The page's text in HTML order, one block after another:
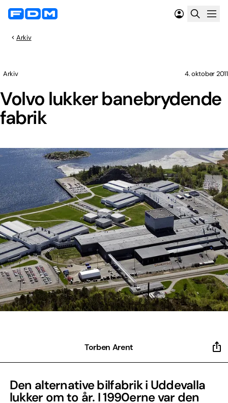
Arkiv
Volvo lukker banebrydende
fabrik
Arkiv 4. oktober 2011
Torben Arent
Den alternative bilfabrik i Uddevalla
lukker om to år. I 1990erne var den